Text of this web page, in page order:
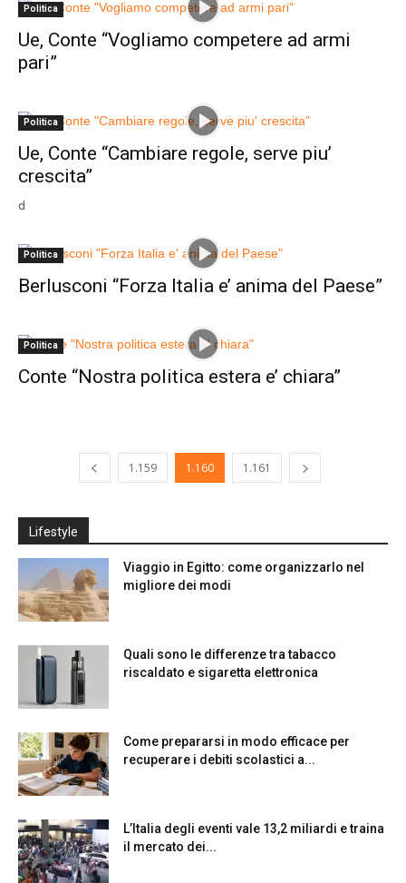
Politica
Ue, Conte “Vogliamo competere ad armi
pari”
Politica
Ue, Conte “Cambiare regole, serve piu’
crescita”
d
Politica
Berlusconi “Forza Italia e’ anima del Paese”
Politica
Conte “Nostra politica estera e’ chiara”
1.159 1.160 1.161
Lifestyle
Viaggio in Egitto: come organizzarlo nel
migliore dei modi
Quali sono le differenze tra tabacco
riscaldato e sigaretta elettronica
Come prepararsi in modo efficace per
recuperare i debiti scolastici a...
L’Italia degli eventi vale 13,2 miliardi e traina
il mercato dei...